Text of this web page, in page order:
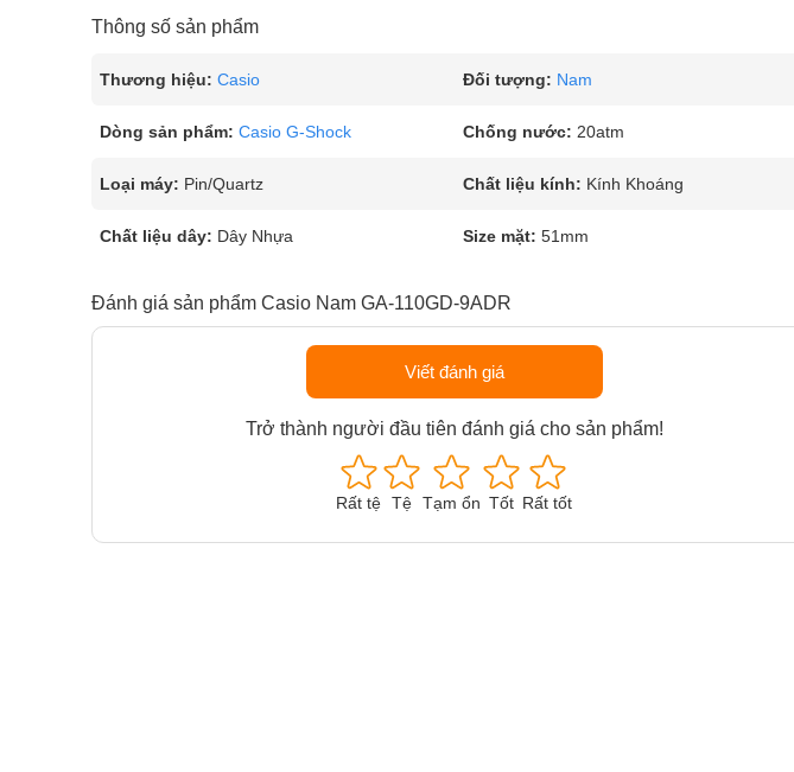
Thông số sản phẩm
Thương hiệu: Casio Đối tượng: Nam
Dòng sản phẩm: Casio G-Shock Chống nước: 20atm
Loại máy: Pin/Quartz Chất liệu kính: Kính Khoáng
Chất liệu dây: Dây Nhựa Size mặt: 51mm
Đánh giá sản phẩm Casio Nam GA-110GD-9ADR
Viết đánh giá
Trở thành người đầu tiên đánh giá cho sản phẩm!
Rất tệ Tệ Tạm ổn Tốt Rất tốt